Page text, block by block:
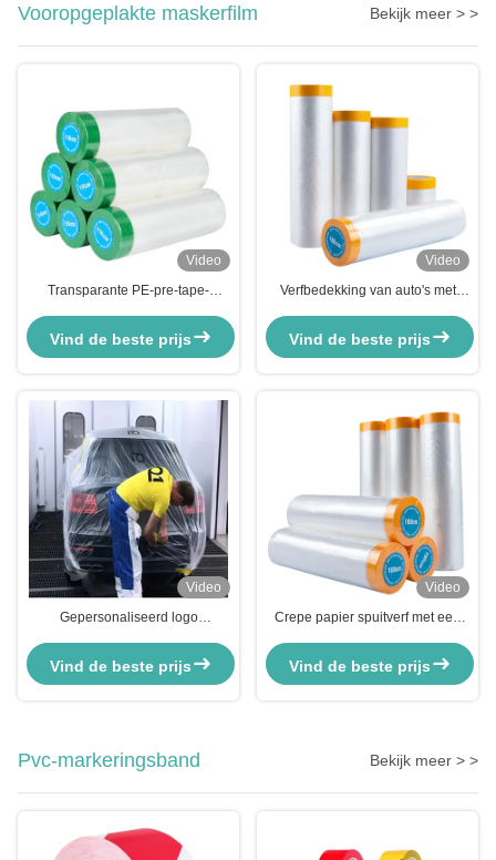
Vooropgeplakte maskerfilm Bekijk meer > >
Video
Transparante PE-pre-tape-
kunststof voor meubelbedekking
Vind de beste prijs
Video
Verfbedekking van auto's met
verven van auto's Transparante
Vind de beste prijs
Video
Gepersonaliseerd logo
transparante
automobielmaskerfilm voor
Vind de beste prijs
Video
Crepe papier spuitverf met een
Washi papier
Vind de beste prijs
Pvc-markeringsband Bekijk meer > >